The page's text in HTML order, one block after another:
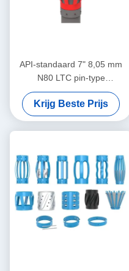
API-standaard 7" 8,05 mm
N80 LTC pin-type
centralisator voor het
beperken van de
verplaatsing van de casing-
centralisator in olie- en
Krijg Beste Prijs